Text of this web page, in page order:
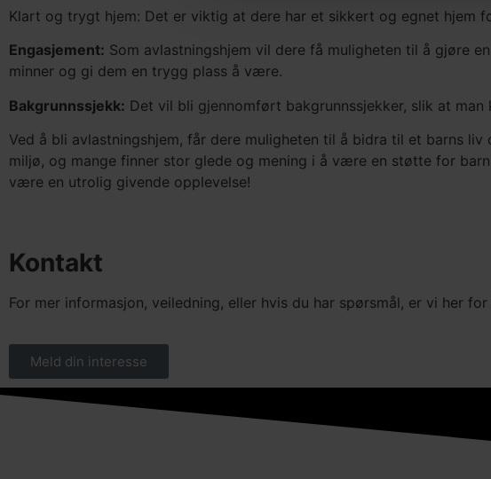
Klart og trygt hjem: Det er viktig at dere har et sikkert og egnet hjem
Engasjement: Som avlastningshjem vil dere få muligheten til å gjøre
minner og gi dem en trygg plass å være.
Bakgrunnssjekk: Det vil bli gjennomført bakgrunnssjekker, slik at
Ved å bli avlastningshjem, får dere muligheten til å bidra til et barns
miljø, og mange finner stor glede og mening i å være en støtte for
være en utrolig givende opplevelse!
Kontakt
For mer informasjon, veiledning, eller hvis du har spørsmål, er vi her
Meld din interesse